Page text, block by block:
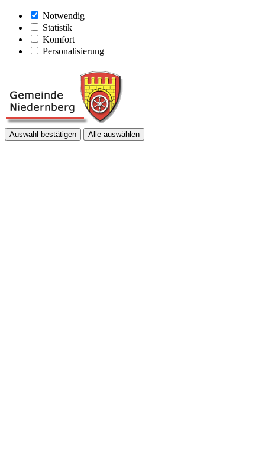
Notwendig
Statistik
Komfort
Personalisierung
Auswahl bestätigen Alle auswählen